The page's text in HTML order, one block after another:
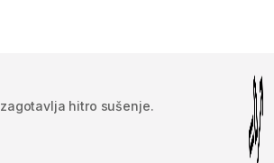
hitro sušenje.